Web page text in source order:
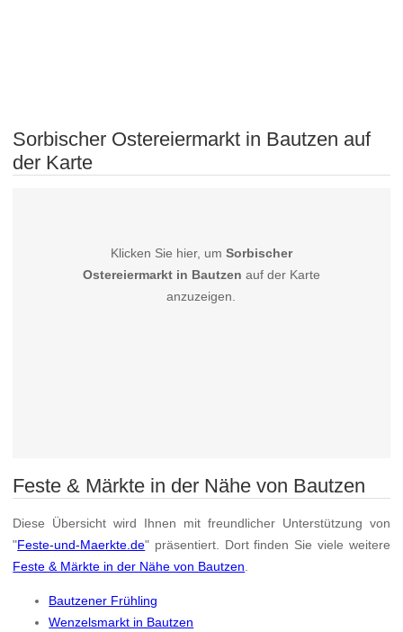
Sorbischer Ostereiermarkt in Bautzen auf
der Karte
Klicken Sie hier, um Sorbischer
Ostereiermarkt in Bautzen auf der Karte
anzuzeigen.
Feste & Märkte in der Nähe von Bautzen
Diese Übersicht wird Ihnen mit freundlicher Unterstützung von
"Feste-und-Maerkte.de" präsentiert. Dort finden Sie viele weitere
Feste & Märkte in der Nähe von Bautzen
Bautzener Frühling
Wenzelsmarkt in Bautzen